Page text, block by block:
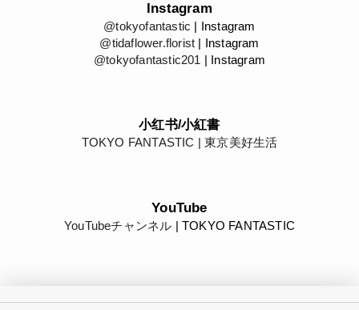
Instagram
@tokyofantastic | Instagram
@tidaflower.florist | Instagram
@tokyofantastic201 | Instagram
小红书/小紅書
TOKYO FANTASTIC | 東京美好生活
YouTube
YouTubeチャンネル | TOKYO FANTASTIC